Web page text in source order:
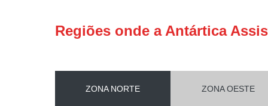
Regiões onde a Antártica
ZONA NORTE ZONA OESTE